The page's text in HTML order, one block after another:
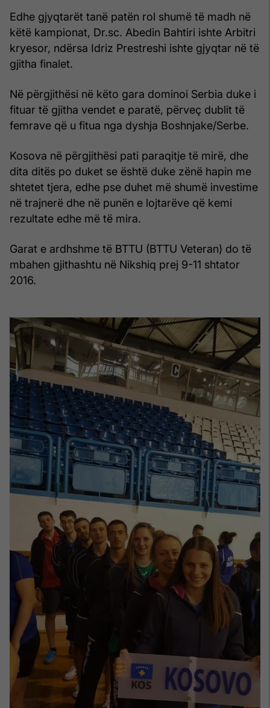
Edhe gjyqtarët tanë patën rol shumë të madh në
këtë kampionat, Dr.sc. Abedin Bahtiri ishte Arbitri
kryesor, ndërsa Idriz Prestreshi ishte gjyqtar në të
gjitha finalet.
Në përgjithësi në këto gara dominoi Serbia duke i
fituar të gjitha vendet e paratë, përveç dublit të
femrave që u fitua nga dyshja Boshnjake/Serbe.
Kosova në përgjithësi pati paraqitje të mirë, dhe
dita ditës po duket se është duke zënë hapin me
shtetet tjera, edhe pse duhet më shumë investime
në trajnerë dhe në punën e lojtarëve që kemi
rezultate edhe më të mira.
Garat e ardhshme të BTTU (BTTU Veteran) do të
mbahen gjithashtu në Nikshiq prej 9-11 shtator
2016.